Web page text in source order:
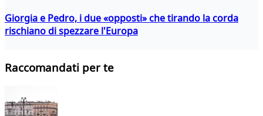
Giorgia e Pedro, i due «opposti» che tirando la corda
rischiano di spezzare l'Europa
Raccomandati per te